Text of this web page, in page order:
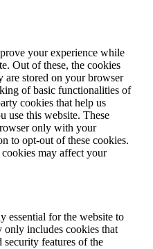
your experience while
Out of these, the cookies
are stored on your browser
of basic functionalities of
cookies that help us
use this website. These
only with your
to opt-out of these cookies.
may affect your
essential for the website to
includes cookies that
security features of the